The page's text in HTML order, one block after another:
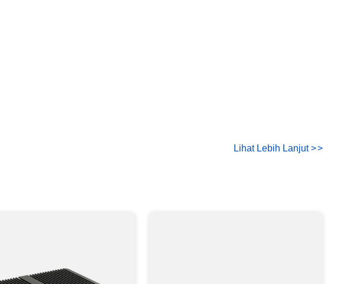
Lihat Lebih Lanjut>>